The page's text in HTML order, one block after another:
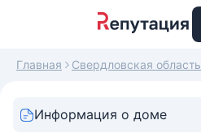
Главная Свердловская область
Информация о доме